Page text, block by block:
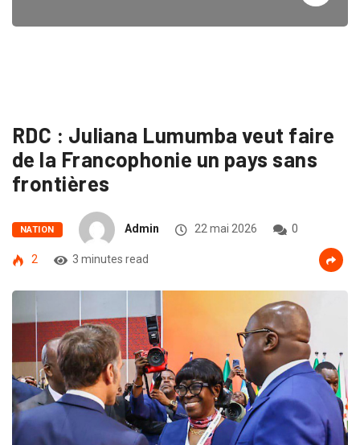
RDC : Juliana Lumumba veut faire
de la Francophonie un pays sans
frontières
NATION Admin 22 mai 2026 0
2 3 minutes read